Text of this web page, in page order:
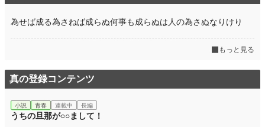
為せば成る為さねば成らぬ何事も成らぬは人の為さぬなりけり
もっと見る
真の登録コンテンツ
小説 青春 連載中 長編
うちの旦那が○○まして！